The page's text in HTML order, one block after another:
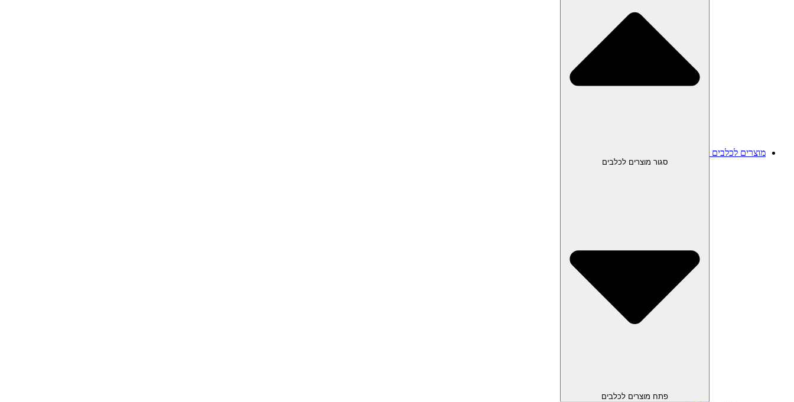
מוצרים לכלבים
סגור מוצרים לכלבים
פתח מוצרים לכלבים